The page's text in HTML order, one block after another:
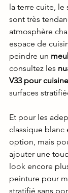
la terre cuite, le
sont très
atmosphère
espace de
peindre un
consultez les
V33 pour cuisine
surfaces
Et pour les
classique blanc
option, mais
ajouter une
look encore
peinture pour
stratifié sans